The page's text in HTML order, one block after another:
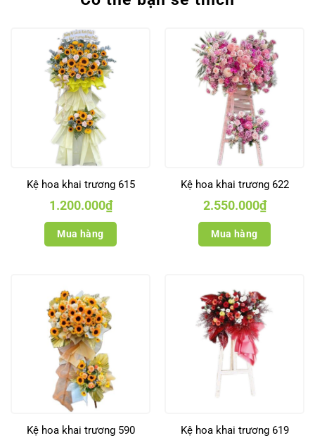
Kệ hoa khai trương 615
1.200.000₫
Mua hàng
Kệ hoa khai trương 622
2.550.000₫
Mua hàng
Kệ hoa khai trương 590 Kệ hoa khai trương 619